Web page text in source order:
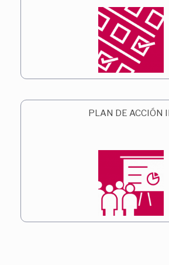
PLAN DE ACCIÓN III